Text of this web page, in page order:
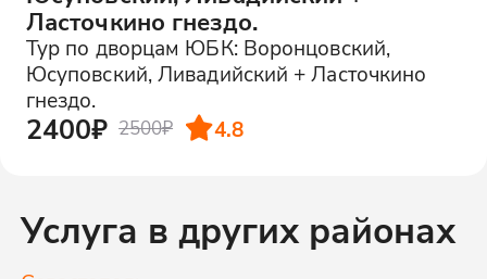
Ласточкино гнездо.
Тур по дворцам ЮБК: Воронцовский,
Юсуповский, Ливадийский + Ласточкино
гнездо.
2400₽ 2500₽ 4.8
Услуга в других районах